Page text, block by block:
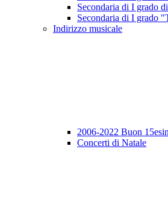
Secondaria di I grado
Secondaria di I grado
Indirizzo musicale
2006-2022 Buon
Concerti di Natale